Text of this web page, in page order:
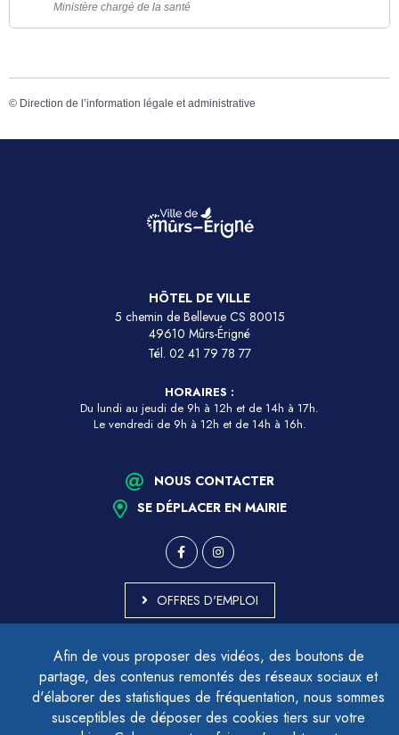
Afin de vous proposer des vidéos, des boutons de
partage, des contenus remontés des réseaux sociaux et
d'élaborer des statistiques de fréquentation, nous sommes
susceptibles de déposer des cookies tiers sur votre
Ministère chargé de la santé
© Direction de l’information légale et administrative
HÔTEL DE VILLE
5 chemin de Bellevue CS 80015
49610 Mûrs-Érigné
Tél. 02 41 79 78 77
HORAIRES :
Du lundi au jeudi de 9h à 12h et de 14h à 17h.
Le vendredi de 9h à 12h et de 14h à 16h.
NOUS CONTACTER
SE DÉPLACER EN MAIRIE
OFFRES D'EMPLOI
ACCESSIBILITÉ - PARTIELLEMENT CONFORME
PLAN DU SITE
MENTIONS LÉGALES
CONTACTER LE DÉLÉGUÉ À LA PROTECTION DES DONNÉES